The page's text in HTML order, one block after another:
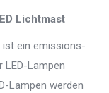
Lichtmast
ist ein emissions-
Lampen
Lampen werden